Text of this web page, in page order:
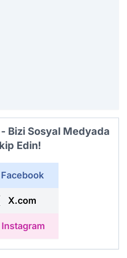
Bizi Sosyal Medyada
Edin!
Facebook
X.com
Instagram